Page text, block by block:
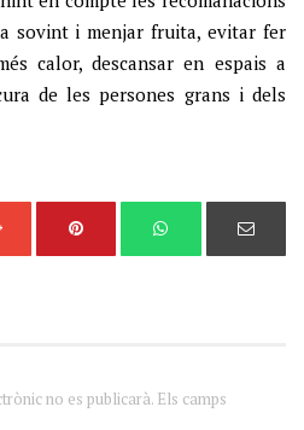
sovint i menjar fruita, evitar fer
calor, descansar en espais a
de les persones grans i dels
no es publicarà. Els camps